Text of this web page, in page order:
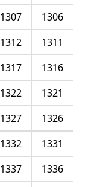
1306
1307
1311
1312
1316
1317
1321
1322
1326
1327
1331
1332
1336
1337